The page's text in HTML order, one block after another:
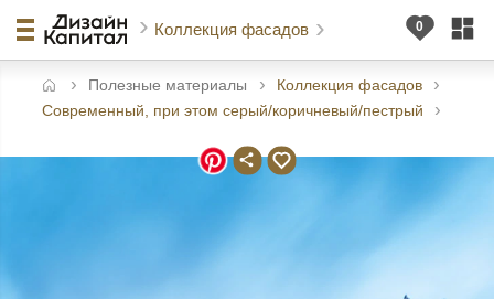
Коллекция фасадов
Полезные материалы
Коллекция фасадов
Современный, при этом серый/коричневый/пестрый